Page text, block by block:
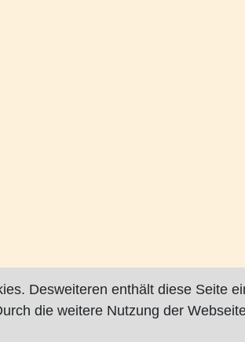
Desweiteren enthält diese Seite
die weitere Nutzung der